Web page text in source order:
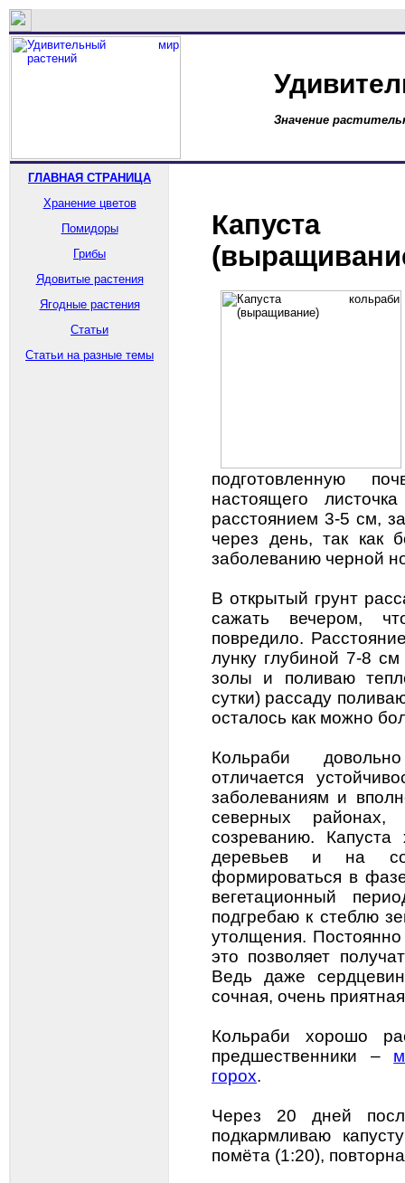
Значение
ГЛАВНАЯ СТРАНИЦА
Хранение цветов
Помидоры
Грибы
Ядовитые растения
Ягодные растения
Статьи
Статьи на разные темы
подготовленную
настоящего
расстоянием 3-5 см,
через день, так как
заболеванию черной
В открытый грунт
сажать вечером,
повредило.
лунку глубиной 7-8
золы и поливаю
сутки) рассаду
осталось как можно
Кольраби
отличается
заболеваниям и
северных районах,
созреванию.
деревьев и на
формироваться в
вегетационный
подгребаю к стеблю
утолщения.
это позволяет
Ведь даже
сочная, очень
Кольраби хорошо
предшественники –
горох.
Через 20 дней
подкармливаю
помёта (1:20),